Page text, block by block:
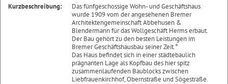
Kurzbeschreibung:
Das fünfgeschossige Wohn- und Geschäftshaus
wurde 1909 vom der angesehenen Bremer
Architektengemeinschaft Abbehusen &
Blendermann für das Wollgeschäft Herms erbaut.
Der Bau gehört zu den besten Leistungen im
Bremer Geschäftshausbau seiner Zeit.°
Das Haus befindet sich in einer städtebaulich
prägnanten Lage als Kopfbau des hier spitz
zusammenlaufenden Baublocks zwischen
Liebfrauenkirchhof, Obernstraße und Sögestraße.